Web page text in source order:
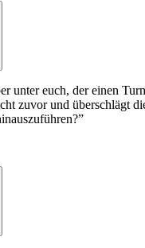
unter euch, der einen
zuvor und überschlägt
”